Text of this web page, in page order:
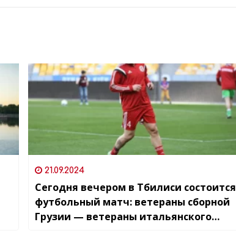
21.09.2024
Сегодня вечером в Тбилиси состоится
футбольный матч: ветераны сборной
Грузии — ветераны итальянского